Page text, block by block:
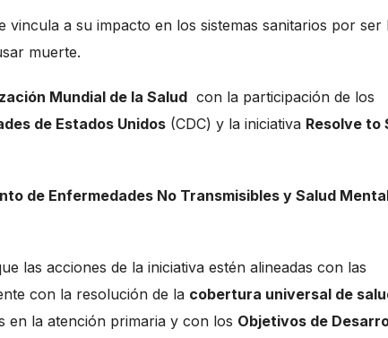
vincula a su impacto en los sistemas sanitarios por ser
muerte.
Mundial de la Salud con la participación de los
de Estados Unidos (CDC) y la iniciativa Resolve to
de Enfermedades No Transmisibles y Salud
las acciones de la iniciativa estén alineadas con las
con la resolución de la cobertura universal de
en la atención primaria y con los Objetivos de